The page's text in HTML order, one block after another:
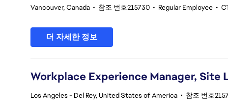
Vancouver, Canada • 참조 번호215730 • Regular Employee •
더 자세한 정보
Workplace Experience Manager, Site
Los Angeles - Del Rey, United States of America • 참조 번호